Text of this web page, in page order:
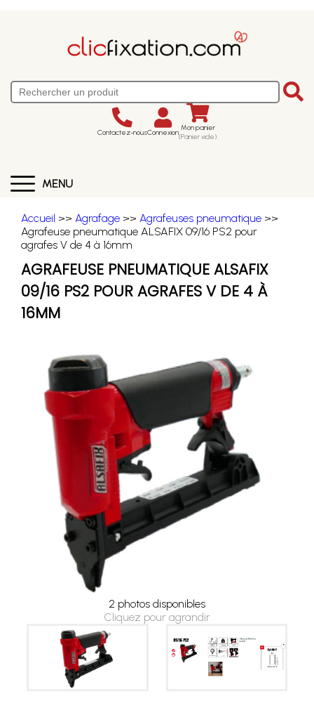
Contactez-nousConnexion Mon panier
(Panier vide)
MENU
Accueil >> Agrafage >> Agrafeuses pneumatique >>
Agrafeuse pneumatique ALSAFIX 09/16 PS2 pour
agrafes V de 4 à 16mm
AGRAFEUSE PNEUMATIQUE ALSAFIX
09/16 PS2 POUR AGRAFES V DE 4 À
16MM
2 photos disponibles
Cliquez pour agrandir